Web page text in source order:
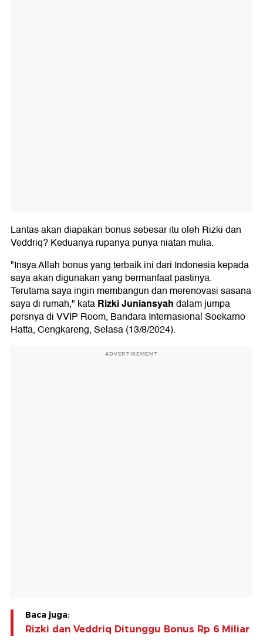
Lantas akan diapakan bonus sebesar itu oleh Rizki dan
Veddriq? Keduanya rupanya punya niatan mulia.
"Insya Allah bonus yang terbaik ini dari Indonesia kepada
saya akan digunakan yang bermanfaat pastinya.
Terutama saya ingin membangun dan merenovasi sasana
saya di rumah," kataRizki Juniansyahdalam jumpa
persnya di VVIP Room, Bandara Internasional Soekarno
Hatta, Cengkareng, Selasa (13/8/2024).
ADVERTISEMENT
Baca juga:
Rizki dan Veddriq Ditunggu Bonus Rp 6 Miliar